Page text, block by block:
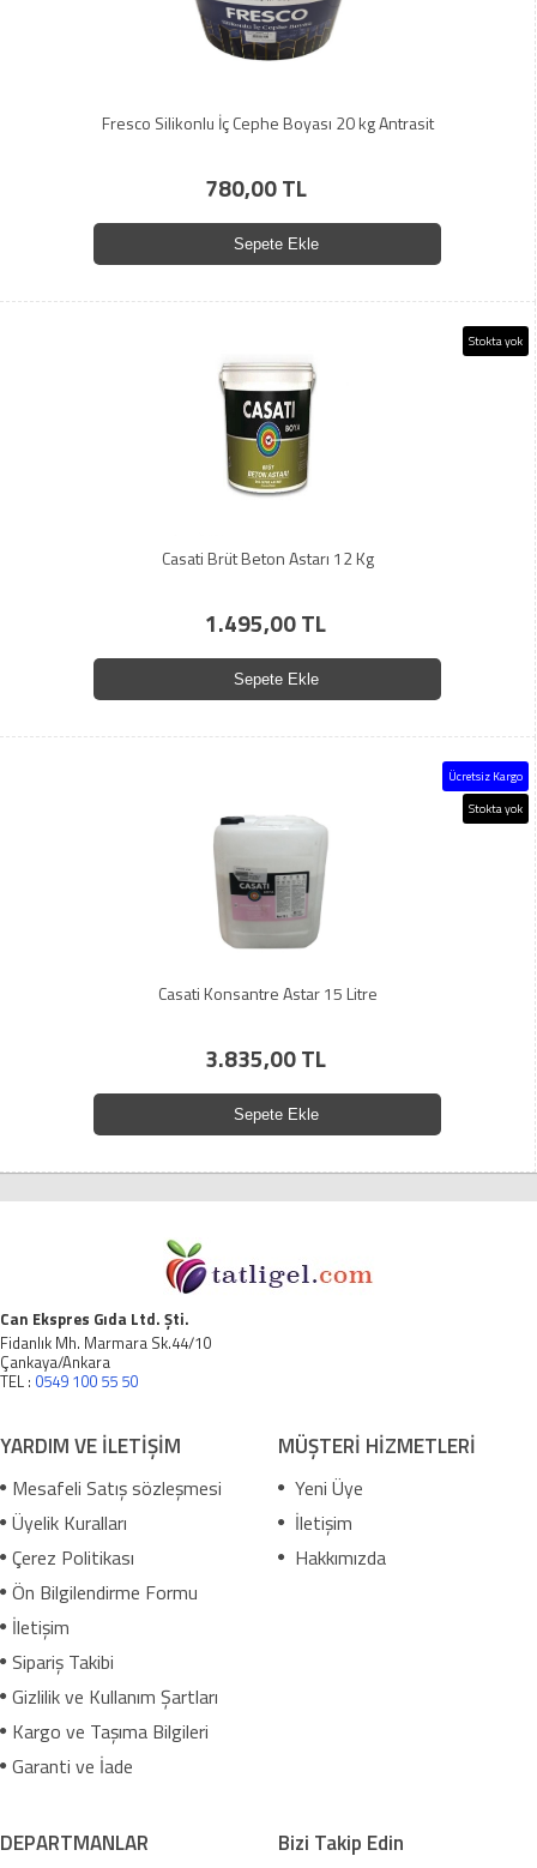
Fresco Silikonlu İç Cephe Boyası 20 kg Antrasit
780,00 TL
Sepete Ekle
Stokta yok
Casati Brüt Beton Astarı 12 Kg
1.495,00 TL
Sepete Ekle
Ücretsiz Kargo
Stokta yok
Casati Konsantre Astar 15 Litre
3.835,00 TL
Sepete Ekle
Can Ekspres Gıda Ltd. Şti.
Fidanlık Mh. Marmara Sk.44/10
Çankaya/Ankara
TEL : 0549 100 55 50
YARDIM VE İLETİŞİM
Mesafeli Satış sözleşmesi
Üyelik Kuralları
Çerez Politikası
Ön Bilgilendirme Formu
İletişim
Sipariş Takibi
Gizlilik ve Kullanım Şartları
Kargo ve Taşıma Bilgileri
Garanti ve İade
MÜŞTERİ HİZMETLERİ
Yeni Üye
İletişim
Hakkımızda
DEPARTMANLAR Bizi Takip Edin